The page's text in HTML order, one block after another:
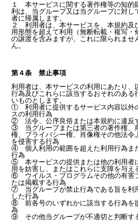
１ 本サービスに関する著作権等の知的
利は、当グループ又は当グループに対し
者に帰属します。
２ 利用者は、本サービスを、本規約及
用形態を超えて利用（無断転載・複写・
の譲渡を含みますが、これに限られませ
ん。
第４条 禁止事項
利用者は、本サービスの利用にあたり、
行為及びこれらに該当するおそれのある
いものとします。
① 利用者に提供するサービス内容以外
スの利用行為
② 法令、公序良俗または本規約に違反
③ 当グループまたは第三者の著作権、
権、プライバシー権、肖像権その他法令
を侵害する行為
④ 個人利用の範囲を超えた利用行為ま
行為
⑤ 本サービスの提供または他の利用者
用を妨害し、またはこれらに支障を与え
⑥ ウイルス・プログラムその他の有害
たは掲載する行為
⑦ 当グループが禁止行為である旨を利
した行為
⑧ 前各号のいずれかに該当する行為を
為
⑨ その他当グループが不適切と判断す